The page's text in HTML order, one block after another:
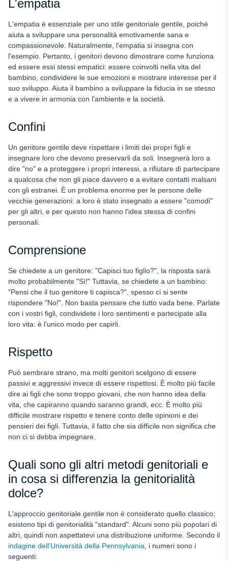
L'empatia
L'empatia è essenziale per uno stile genitoriale gentile, poiché
aiuta a sviluppare una personalità emotivamente sana e
compassionevole. Naturalmente, l'empatia si insegna con
l'esempio. Pertanto, i genitori devono dimostrare come funziona
ed essere essi stessi empatici: essere coinvolti nella vita del
bambino, condividere le sue emozioni e mostrare interesse per il
suo sviluppo. Aiuta il bambino a sviluppare la fiducia in se stesso
e a vivere in armonia con l'ambiente e la società.
Confini
Un genitore gentile deve rispettare i limiti dei propri figli e
insegnare loro che devono preservarli da soli. Insegnerà loro a
dire "no" e a proteggere i propri interessi, a rifiutare di partecipare
a qualcosa che non gli piace davvero e a evitare contatti malsani
con gli estranei. È un problema enorme per le persone delle
vecchie generazioni: a loro è stato insegnato a essere "comodi"
per gli altri, e per questo non hanno l'idea stessa di confini
personali.
Comprensione
Se chiedete a un genitore: "Capisci tuo figlio?", la risposta sarà
molto probabilmente "Sì!" Tuttavia, se chiedete a un bambino:
"Pensi che il tuo genitore ti capisca?", spesso ci si sente
rispondere "No!". Non basta pensare che tutto vada bene. Parlate
con i vostri figli, condividete i loro sentimenti e partecipate alla
loro vita: è l'unico modo per capirli.
Rispetto
Può sembrare strano, ma molti genitori scelgono di essere
passivi e aggressivi invece di essere rispettosi. È molto più facile
dire ai figli che sono troppo giovani, che non hanno idea della
vita, che capiranno quando saranno grandi, ecc. È molto più
difficile mostrare rispetto e tenere conto delle opinioni e dei
pensieri dei figli. Tuttavia, il fatto che sia difficile non significa che
non ci si debba impegnare.
Quali sono gli altri metodi genitoriali e
in cosa si differenzia la genitorialità
dolce?
L'approccio genitoriale gentile non è considerato quello classico;
esistono tipi di genitorialità "standard". Alcuni sono più popolari di
altri, quindi non aspettatevi una distribuzione uniforme. Secondo il
indagine dell'Università della Pennsylvania , i numeri sono i
seguenti: